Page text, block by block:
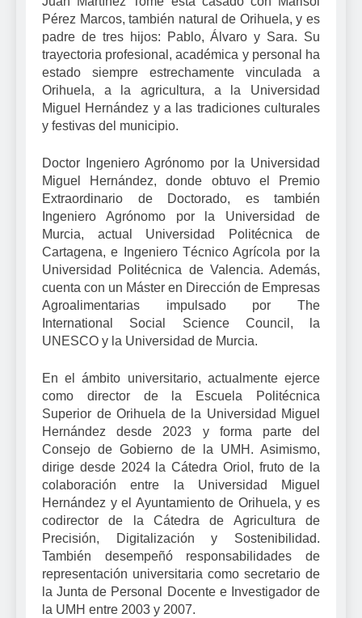
Pérez Marcos, también natural de Orihuela, y es
padre de tres hijos: Pablo, Álvaro y Sara. Su
trayectoria profesional, académica y personal ha
estado siempre estrechamente vinculada a
Orihuela, a la agricultura, a la Universidad
Miguel Hernández y a las tradiciones culturales
y festivas del municipio.
Doctor Ingeniero Agrónomo por la Universidad
Miguel Hernández, donde obtuvo el Premio
Extraordinario de Doctorado, es también
Ingeniero Agrónomo por la Universidad de
Murcia, actual Universidad Politécnica de
Cartagena, e Ingeniero Técnico Agrícola por la
Universidad Politécnica de Valencia. Además,
cuenta con un Máster en Dirección de Empresas
Agroalimentarias impulsado por The
International Social Science Council, la
UNESCO y la Universidad de Murcia.
En el ámbito universitario, actualmente ejerce
como director de la Escuela Politécnica
Superior de Orihuela de la Universidad Miguel
Hernández desde 2023 y forma parte del
Consejo de Gobierno de la UMH. Asimismo,
dirige desde 2024 la Cátedra Oriol, fruto de la
colaboración entre la Universidad Miguel
Hernández y el Ayuntamiento de Orihuela, y es
codirector de la Cátedra de Agricultura de
Precisión, Digitalización y Sostenibilidad.
También desempeñó responsabilidades de
representación universitaria como secretario de
la Junta de Personal Docente e Investigador de
la UMH entre 2003 y 2007.